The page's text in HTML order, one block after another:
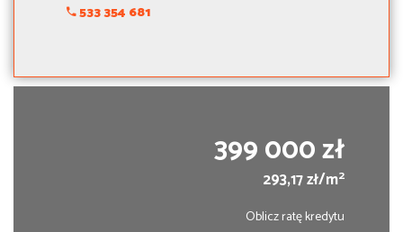
533 354 681
399 000 zł
293,17 zł/m2
Oblicz ratę kredytu